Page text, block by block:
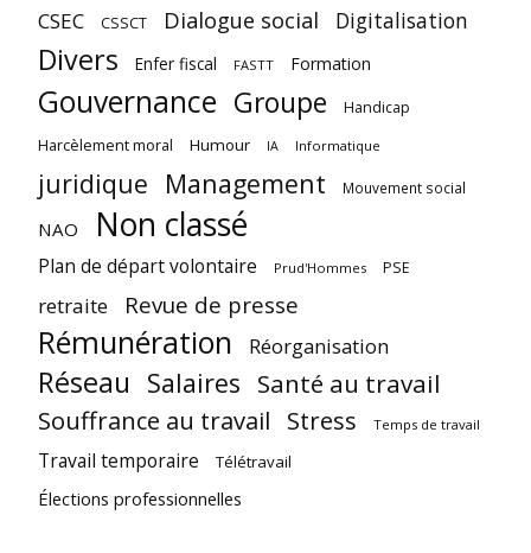
CSEC CSSCT Dialogue social Digitalisation
Divers Enfer fiscal FASTT Formation
Gouvernance Groupe Handicap
Harcèlement moral Humour IA Informatique
juridique Management Mouvement social
NAO Non classé
Plan de départ volontaire Prud'Hommes PSE
retraite Revue de presse
Rémunération Réorganisation
Réseau Salaires Santé au travail
Souffrance au travail Stress Temps de travail
Travail temporaire Télétravail
Élections professionnelles